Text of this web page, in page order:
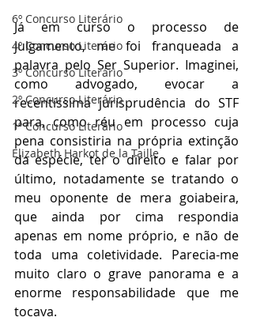
6º Concurso Literário
4º Concurso Literário
3º Concurso Literário
2º Concurso Literário
1º Concurso Literário
Elizabeth Harkot de la Taille
Já em curso o processo de
julgamento, me foi franqueada a
palavra pelo Ser Superior. Imaginei,
como advogado, evocar a
recentíssima jurisprudência do STF
para, como réu em processo cuja
pena consistiria na própria extinção
da espécie, ter o direito e falar por
último, notadamente se tratando o
meu oponente de mera goiabeira,
que ainda por cima respondia
apenas em nome próprio, e não de
toda uma coletividade. Parecia-me
muito claro o grave panorama e a
enorme responsabilidade que me
tocava.